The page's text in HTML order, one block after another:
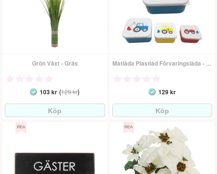
Grön Växt - Gräs
103 kr (129 kr)
Matlåda Plastlåd Förvaringslåda - Traktorer
129 kr